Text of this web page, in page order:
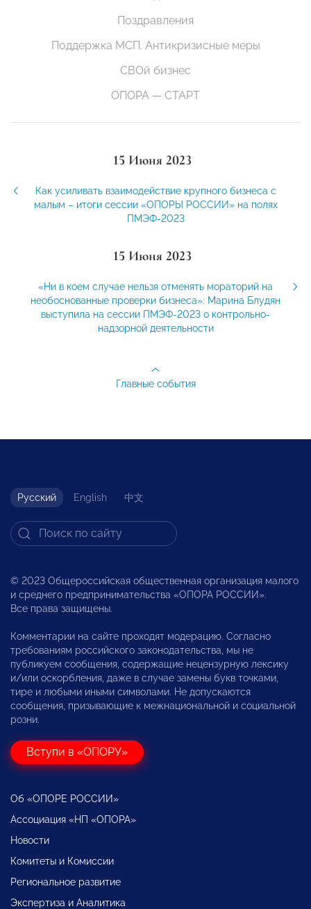
Поздравления
Поддержка МСП. Антикризисные меры
СВОй бизнес
ОПОРА — СТАРТ
15 Июня 2023
Как усиливать взаимодействие крупного бизнеса с
малым – итоги сессии «ОПОРЫ РОССИИ» на полях
ПМЭФ-2023
15 Июня 2023
«Ни в коем случае нельзя отменять мораторий на
необоснованные проверки бизнеса»: Марина Блудян
выступила на сессии ПМЭФ-2023 о контрольно-
надзорной деятельности
Главные события
Русский English 中文
© 2023 Общероссийская общественная организация малого
и среднего предпринимательства «ОПОРА РОССИИ».
Все права защищены.
Комментарии на сайте проходят модерацию. Согласно
требованиям российского законодательства, мы не
публикуем сообщения, содержащие нецензурную лексику
и/или оскорбления, даже в случае замены букв точками,
тире и любыми иными символами. Не допускаются
сообщения, призывающие к межнациональной и социальной
розни.
Вступи в «ОПОРУ»
Об «ОПОРЕ РОССИИ»
Ассоциация «НП «ОПОРА»
Новости
Комитеты и Комиссии
Региональное развитие
Экспертиза и Аналитика